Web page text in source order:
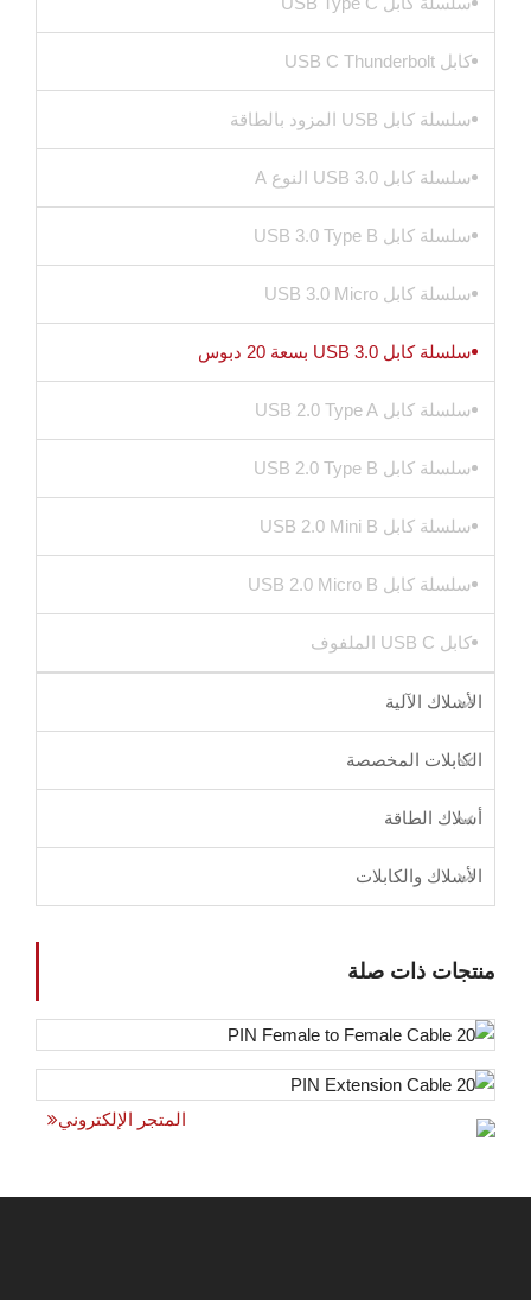
كابل USB C Thunderbolt
سلسلة كابل USB المزود بالطاقة
سلسلة كابل USB 3.0 النوع A
سلسلة كابل USB 3.0 Type B
سلسلة كابل USB 3.0 Micro
سلسلة كابل USB 3.0 بسعة 20 دبوس
سلسلة كابل USB 2.0 Type A
سلسلة كابل USB 2.0 Type B
سلسلة كابل USB 2.0 Mini B
سلسلة كابل USB 2.0 Micro B
كابل USB C الملفوف
الأسلاك الآلية
الكابلات المخصصة
أسلاك الطاقة
الأسلاك والكابلات
منتجات ذات صلة
المتجر الإلكتروني